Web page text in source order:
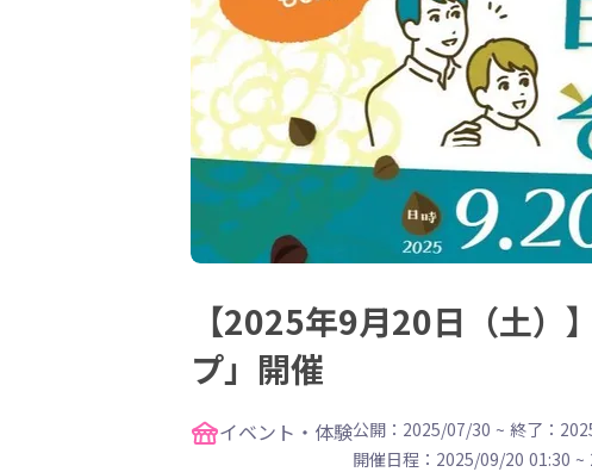
【2025年9月20日（土）
プ」開催
イベント・体験公開：2025/07/30 ~ 終了：
開催日程： 2025/09/20 01:30 ~